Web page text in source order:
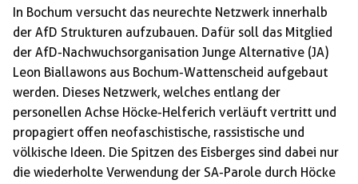
In Bochum versucht das neurechte Netzwerk innerhalb
der AfD Strukturen aufzubauen. Dafür soll das Mitglied
der AfD-Nachwuchsorganisation Junge Alternative (JA)
Leon Biallawons aus Bochum-Wattenscheid aufgebaut
werden. Dieses Netzwerk, welches entlang der
personellen Achse Höcke-Helferich verläuft vertritt und
propagiert offen neofaschistische, rassistische und
völkische Ideen. Die Spitzen des Eisberges sind dabei nur
die wiederholte Verwendung der SA-Parole durch Höcke